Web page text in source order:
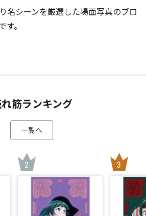
名シーンを厳選した場面写真のブロ
。
筋ランキング
一覧へ